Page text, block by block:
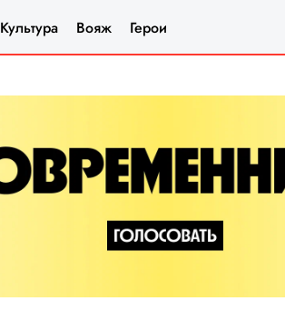
Культура Вояж Герои